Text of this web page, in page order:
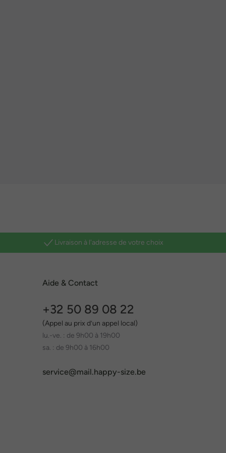
Livraison à l'adresse de votre choix
Aide & Contact
+32 50 89 08 22
(Appel au prix d’un appel local)
lu.-ve. : de 9h00 à 19h00
sa. : de 9h00 à 16h00
service@mail.happy-size.be